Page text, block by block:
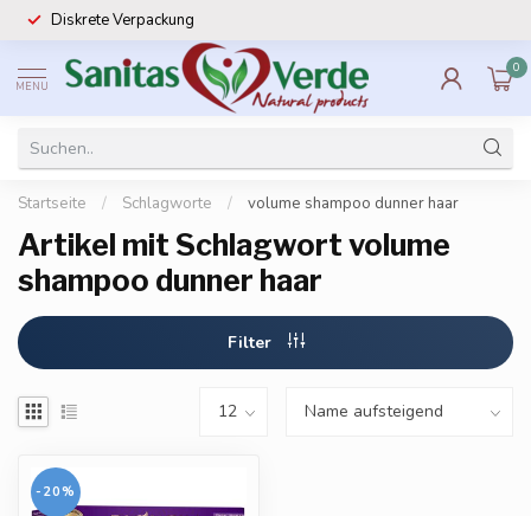
Diskrete Verpackung
MENU
0
Startseite / Schlagworte / volume shampoo dunner haar
Artikel mit Schlagwort volume
shampoo dunner haar
Filter
-20%